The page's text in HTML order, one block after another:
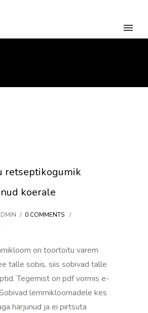
retseptikogumik
koerale
/ 0 COMMENTS
/
on toortoitu varem
talle sobis, siis sobivad talle
Tegemist on pdf vormis e-
lemmikloomadele kes
harjunud ja ei pirtsuta